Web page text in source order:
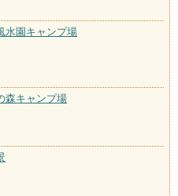
水園キャンプ場
森キャンプ場